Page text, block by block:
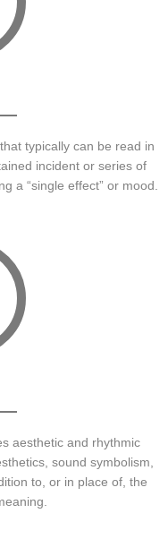
typically can be read in
incident or series of
a “single effect” or mood.
aesthetic and rhythmic
sound symbolism,
to, or in place of, the